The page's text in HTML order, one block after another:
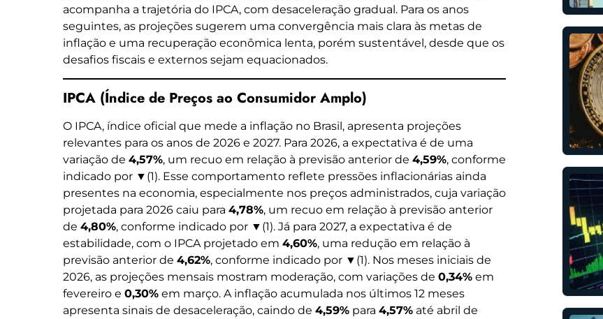
acompanha a trajetória do IPCA, com desaceleração gradual. Para os anos
seguintes, as projeções sugerem uma convergência mais clara às metas de
inflação e uma recuperação econômica lenta, porém sustentável, desde que os
desafios fiscais e externos sejam equacionados.
IPCA (Índice de Preços ao Consumidor Amplo)
O IPCA, índice oficial que mede a inflação no Brasil, apresenta projeções
relevantes para os anos de 2026 e 2027. Para 2026, a expectativa é de uma
variação de 4,57%, um recuo em relação à previsão anterior de 4,59%, conforme
indicado por ▼(1). Esse comportamento reflete pressões inflacionárias ainda
presentes na economia, especialmente nos preços administrados, cuja variação
projetada para 2026 caiu para 4,78%, um recuo em relação à previsão anterior
de 4,80%, conforme indicado por ▼(1). Já para 2027, a expectativa é de
estabilidade, com o IPCA projetado em 4,60%, uma redução em relação à
previsão anterior de 4,62%, conforme indicado por ▼(1). Nos meses iniciais de
2026, as projeções mensais mostram moderação, com variações de 0,34% em
fevereiro e 0,30% em março. A inflação acumulada nos últimos 12 meses
apresenta sinais de desaceleração, caindo de 4,59% para 4,57% até abril de